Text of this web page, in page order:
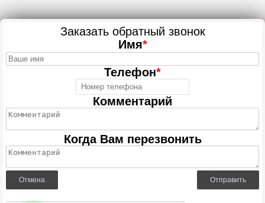
Заказать обратный звонок
Имя*
Телефон*
Комментарий
Когда Вам перезвонить
Отмена Отправить